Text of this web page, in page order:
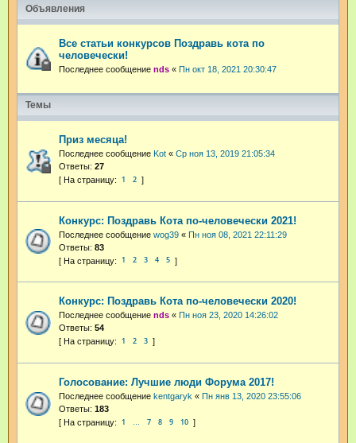
Объявления
Все статьи конкурсов Поздравь кота по
человечески!
Последнее сообщение nds « Пн окт 18, 2021 20:30:47
Темы
Приз месяца!
Последнее сообщение Kot « Ср ноя 13, 2019 21:05:34
Ответы: 27
1 2
Конкурс: Поздравь Кота по-человечески 2021!
Последнее сообщение wog39 « Пн ноя 08, 2021 22:11:29
Ответы: 83
1 2 3 4 5
Конкурс: Поздравь Кота по-человечески 2020!
Последнее сообщение nds « Пн ноя 23, 2020 14:26:02
Ответы: 54
1 2 3
Голосование: Лучшие люди Форума 2017!
Последнее сообщение kentgaryk « Пн янв 13, 2020 23:55:06
Ответы: 183
1 … 7 8 9 10